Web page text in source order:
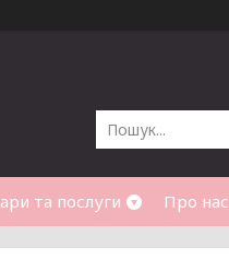
та послуги Про нас